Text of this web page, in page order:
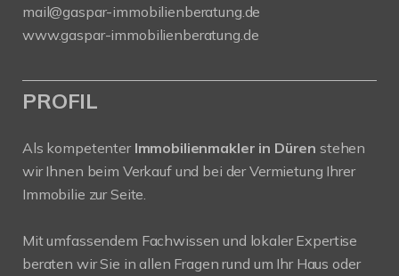
mail@gaspar-immobilienberatung.de
www.gaspar-immobilienberatung.de
PROFIL
Als kompetenter Immobilienmakler in Düren stehen
wir Ihnen beim Verkauf und bei der Vermietung Ihrer
Immobilie zur Seite.
Mit umfassendem Fachwissen und lokaler Expertise
beraten wir Sie in allen Fragen rund um Ihr Haus oder